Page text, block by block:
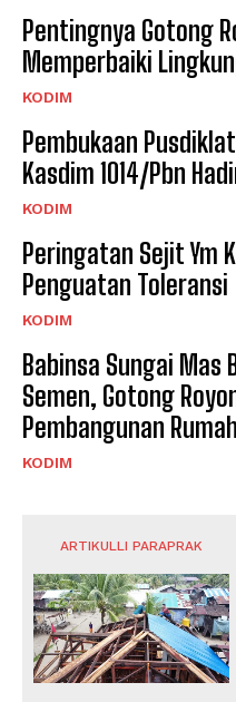
Pentingnya Gotong
Memperbaiki
KODIM
Pembukaan
Kasdim 1014/Pbn
KODIM
Peringatan Sejit Ym
Penguatan Toleransi
KODIM
Babinsa Sungai Mas
Semen, Gotong
Pembangunan Rumah
KODIM
ARTIKULLI PARAPRAK